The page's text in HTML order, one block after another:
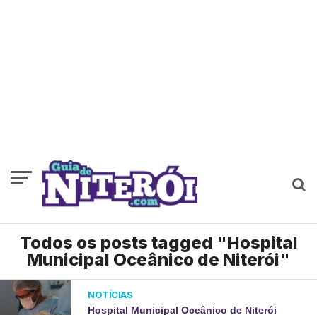
Todos os posts tagged "Hospital
Municipal Oceânico de Niterói"
NOTÍCIAS
Hospital Municipal Oceânico de Niterói